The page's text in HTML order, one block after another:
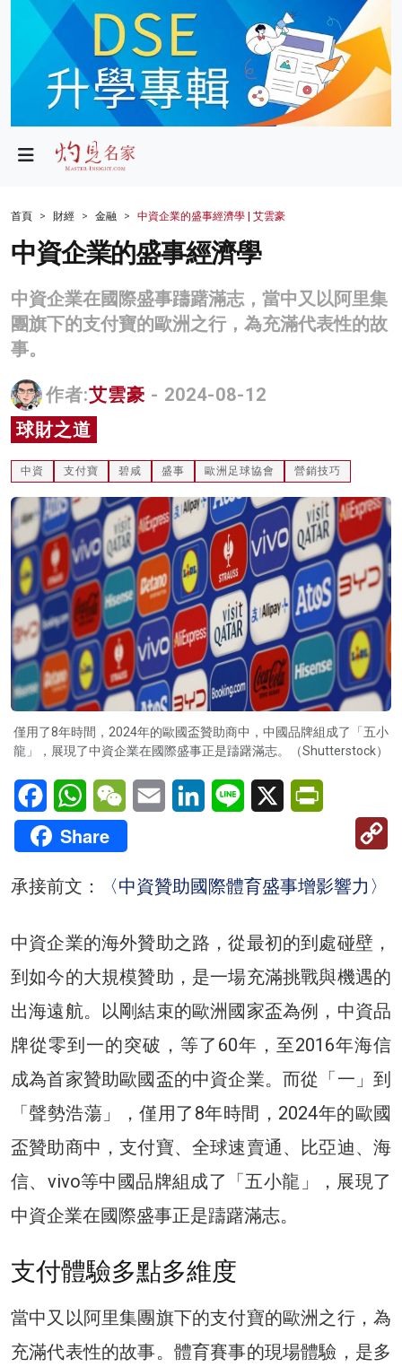
政局
財經
生活
商業
科技
影片
名家榜
灼見活動
關於我們
首頁 財經 金融 中資企業的盛事經濟學 | 艾雲豪
中資企業的盛事經濟學
中資企業在國際盛事躊躇滿志，當中又以阿里集
團旗下的支付寶的歐洲之行，為充滿代表性的故
事。
作者:艾雲豪 - 2024-08-12
球財之道
中資 支付寶 碧咸 盛事 歐洲足球協會 營銷技巧
僅用了8年時間，2024年的歐國盃贊助商中，中國品牌組成了「五小
龍」，展現了中資企業在國際盛事正是躊躇滿志。（Shutterstock）
FacebookWhatsAppWeChatEmail LinkedInLine X
Share
承接前文： 〈中資贊助國際體育盛事增影響力〉
中資企業的海外贊助之路，從最初的到處碰壁，
到如今的大規模贊助，是一場充滿挑戰與機遇的
出海遠航。以剛結束的歐洲國家盃為例，中資品
牌從零到一的突破，等了60年，至2016年海信
成為首家贊助歐國盃的中資企業。而從「一」到
「聲勢浩蕩」，僅用了8年時間，2024年的歐國
盃贊助商中，支付寶、全球速賣通、比亞迪、海
信、vivo等中國品牌組成了「五小龍」，展現了
中資企業在國際盛事正是躊躇滿志。
支付體驗多點多維度
當中又以阿里集團旗下的支付寶的歐洲之行，為
充滿代表性的故事。體育賽事的現場體驗，是多